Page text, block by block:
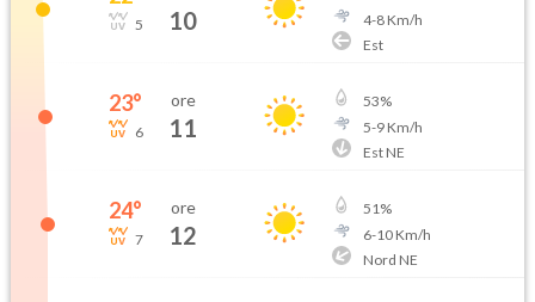
5 10
4-8Km/h
Est
23°
6
ore
11
53%
5-9Km/h
Est NE
24°
7
ore
12
51%
6-10Km/h
Nord NE